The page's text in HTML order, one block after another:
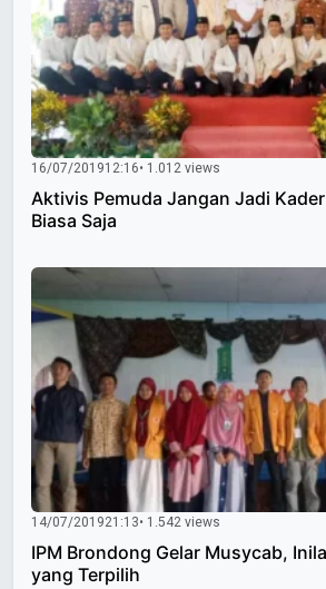
16/07/201912:16• 1.012 views
Aktivis Pemuda Jangan Jadi
Biasa Saja
14/07/201921:13• 1.542 views
IPM Brondong Gelar Musycab,
yang Terpilih